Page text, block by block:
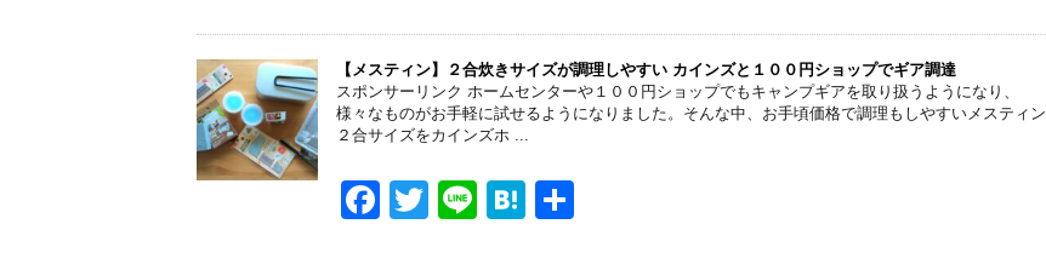
c
e
b
o
tt
er
e
e
n
a
【メスティン】２合炊きサイズが調理しやすい カインズと１００円ショップでギア調達
スポンサーリンク ホームセンターや１００円ショップでもキャンプギアを取り扱うようになり、
様々なものがお手軽に試せるようになりました。そんな中、お手頃価格で調理もしやすいメスティン
２合サイズをカインズホ ...
F
T
Li
H